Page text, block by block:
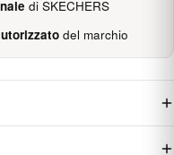
di SKECHERS
del marchio